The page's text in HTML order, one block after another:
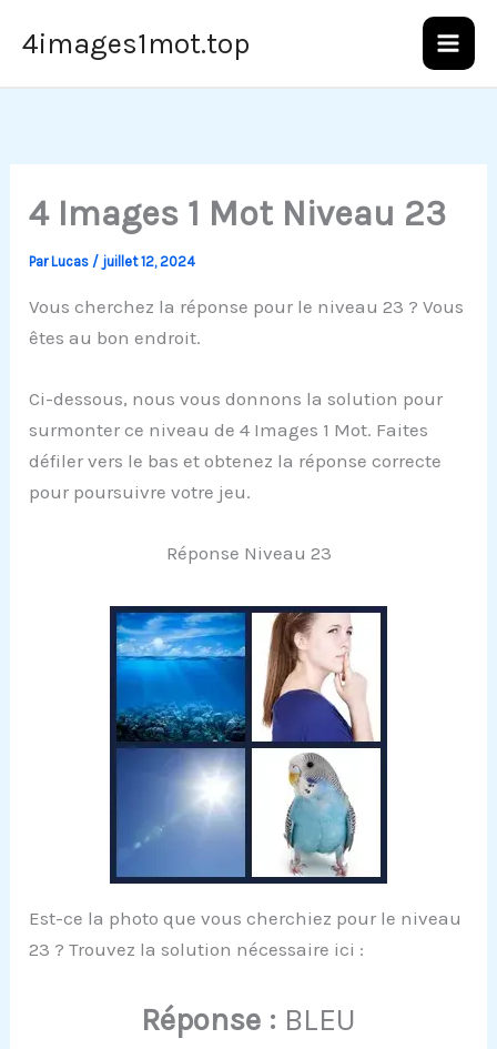
4images1mot.top
4 Images 1 Mot Niveau 23
ParLucas / juillet 12, 2024
Vous cherchez la réponse pour le niveau 23 ? Vous
êtes au bon endroit.
Ci-dessous, nous vous donnons la solution pour
surmonter ce niveau de 4 Images 1 Mot. Faites
défiler vers le bas et obtenez la réponse correcte
pour poursuivre votre jeu.
Réponse Niveau 23
Est-ce la photo que vous cherchiez pour le niveau
23 ? Trouvez la solution nécessaire ici :
Réponse : BLEU